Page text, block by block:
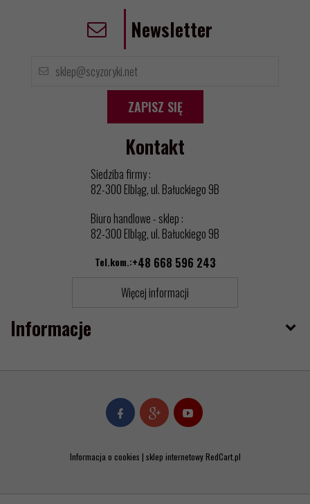
Informacje
Newsletter
ZAPISZ SIĘ
Kontakt
Siedziba firmy :
82-300 Elbląg, ul. Bałuckiego 9B
Biuro handlowe - sklep :
82-300 Elbląg, ul. Bałuckiego 9B
Tel.kom.:+48 668 596 243
Więcej informacji
Informacja o cookies | sklep internetowyRedCart.pl